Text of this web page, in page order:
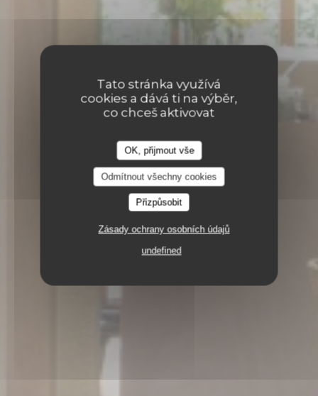
Tato stránka využívá
cookies a dává ti na výběr,
co chceš aktivovat
OK, přijmout vše
Odmítnout všechny cookies
Přizpůsobit
Zásady ochrany osobních údajů
undefined
9 RUE CHÂTEAUNEUF 37000 TOURS